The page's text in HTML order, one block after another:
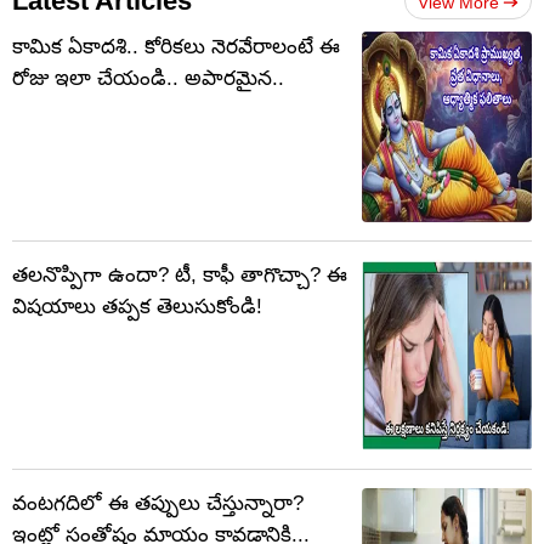
కామిక ఏకాదశి.. కోరికలు నెరవేరాలంటే ఈ
రోజు ఇలా చేయండి.. అపారమైన..
తలనొప్పిగా ఉందా? టీ, కాఫీ తాగొచ్చా? ఈ
విషయాలు తప్పక తెలుసుకోండి!
వంటగదిలో ఈ తప్పులు చేస్తున్నారా?
ఇంట్లో సంతోషం మాయం కావడానికి...